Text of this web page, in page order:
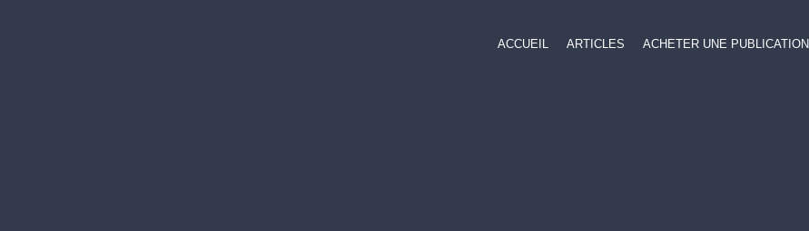
ACCUEIL ARTICLES ACHETER UNE PUBLICATION